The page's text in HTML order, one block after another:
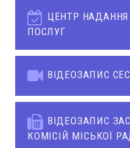
ЦЕНТР
ПОСЛУГ
ВІДЕОЗАПИС
ВІДЕОЗАПИС
КОМІСІЙ МІСЬКОЇ